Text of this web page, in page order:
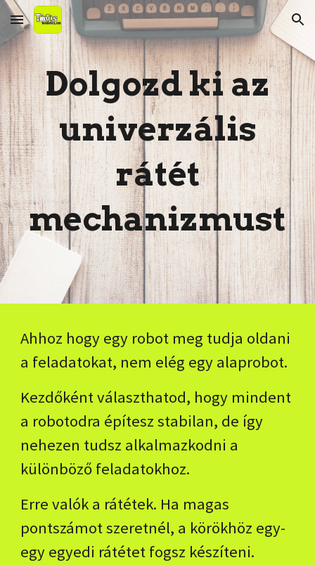
Skip to main content Skip to navigation
Dolgozd ki az
univerzális
rátét
mechanizmust
Ahhoz hogy egy robot meg tudja oldani
a feladatokat, nem elég egy alaprobot.
Kezdőként választhatod, hogy mindent
a robotodra építesz stabilan, de így
nehezen tudsz alkalmazkodni a
különböző feladatokhoz.
Erre valók a rátétek. Ha magas
pontszámot szeretnél, a körökhöz egy-
egy egyedi rátétet fogsz készíteni.